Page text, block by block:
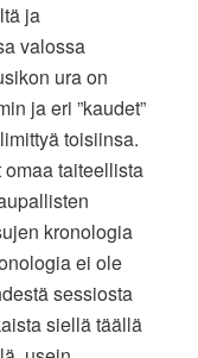
ja
valossa
ura on
ja eri ”kaudet”
toisiinsa.
taiteellista
kronologia
ei ole
sessiosta
siellä täällä